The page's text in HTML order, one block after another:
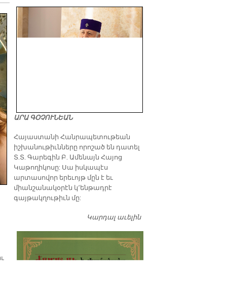
ԱՐԱ ԳՕՉՈՒՆԵԱՆ
​Հայաստանի Հանրապետութեան
իշխանութիւնները որոշած են դատել
Տ.Տ. Գարեգին Բ. Ամենայն Հայոց
Կաթողիկոսը: Սա իսկապէս
արտասովոր երեւոյթ մըն է եւ
միանշանակօրէն կ՚ենթադրէ
գայթակղութիւն մը:
Կարդալ աւելինԴատել…